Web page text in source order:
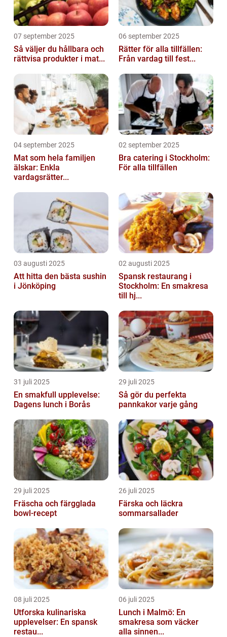
07 september 2025
Så väljer du hållbara och
rättvisa produkter i mat...
06 september 2025
Rätter för alla tillfällen:
Från vardag till fest...
04 september 2025
Mat som hela familjen
älskar: Enkla
vardagsrätter...
02 september 2025
Bra catering i Stockholm:
För alla tillfällen
03 augusti 2025
Att hitta den bästa sushin
i Jönköping
02 augusti 2025
Spansk restaurang i
Stockholm: En smakresa
till hj...
31 juli 2025
En smakfull upplevelse:
Dagens lunch i Borås
29 juli 2025
Så gör du perfekta
pannkakor varje gång
29 juli 2025
Fräscha och färgglada
bowl-recept
26 juli 2025
Färska och läckra
sommarsallader
08 juli 2025
Utforska kulinariska
upplevelser: En spansk
restau...
06 juli 2025
Lunch i Malmö: En
smakresa som väcker
alla sinnen...